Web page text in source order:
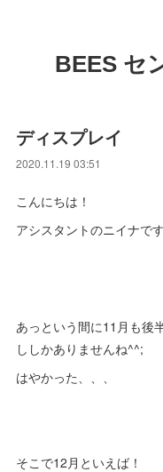
BEES セ
ディスプレイ
2020.11.19 03:51
こんにちは！
アシスタントのニイナです
あっという間に11月も後
ししかありませんね^^;
はやかった、、、
そこで12月といえば！